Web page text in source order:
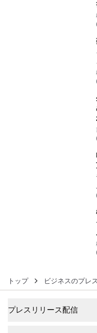
トップ ビジネスのプレ
プレスリリース配信